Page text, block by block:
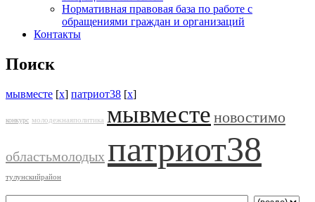
Нормативная правовая база по работе с
обращениями граждан и организаций
Контакты
Поиск
мывместе [x] патриот38 [x]
конкурс молодежнаяполитика мывместе новостимо
областьмолодых патриот38
тулунскийрайон